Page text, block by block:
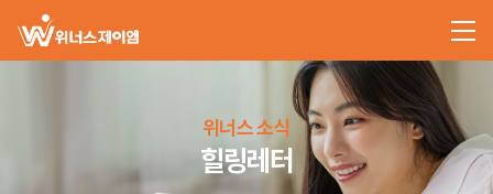
위너스 소식
힐링레터